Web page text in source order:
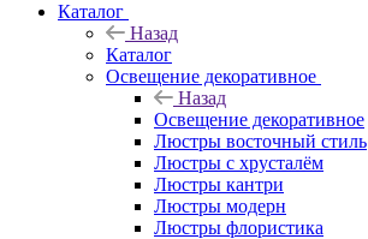
Каталог
Назад
Каталог
Освещение декоративное
Назад
Освещение декоративное
Люстры восточный стиль
Люстры с хрусталём
Люстры кантри
Люстры модерн
Люстры флористика